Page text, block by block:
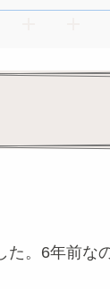
。6年前な